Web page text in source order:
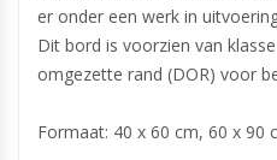
er onder een werk in
Dit bord is voorzien van
omgezette rand (DOR) voor
Formaat: 40 x 60 cm, 60 x 90